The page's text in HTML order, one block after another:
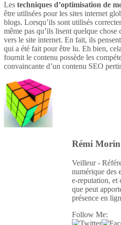
Les techniques d’optimisation de
être utilisées pour les sites internet
blogs. Lorsqu’ils sont utilisés
même pas qu’ils lisent quelque
vers le site internet. En fait, ils
qui a été fait pour être lu. Eh bien,
fournit le contenu possède les
convaincante d’un contenu SEO
Rémi Morin
Veilleur -
numérique des
e-reputation, et
que peut
présence en
Follow Me: